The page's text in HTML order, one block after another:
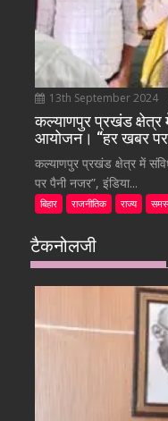
13th September 2024
कल्याणपुर प्रखंड क्षेत्र
आयोजन। “हर खबर पर
कल्याणपुर प्रखंड क्षेत्र में
पर पैनी नजर”, इंडिया...
बिहार राजनीतिक राज्य
टैकनोलजी